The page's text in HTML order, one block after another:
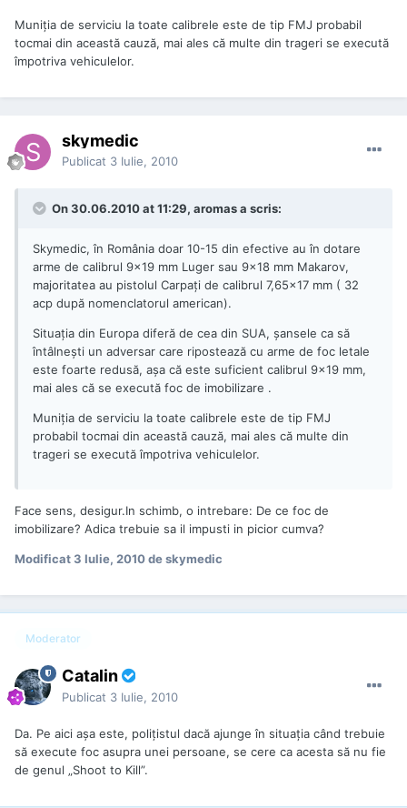
Muniţia de serviciu la toate calibrele este de tip FMJ probabil
tocmai din această cauză, mai ales că multe din trageri se execută
împotriva vehiculelor.
skymedic
Publicat 3 Iulie, 2010
On 30.06.2010 at 11:29, aromas a scris:
Skymedic, în România doar 10-15 din efective au în dotare
arme de calibrul 9x19 mm Luger sau 9x18 mm Makarov,
majoritatea au pistolul Carpaţi de calibrul 7,65x17 mm ( 32
acp după nomenclatorul american).
Situaţia din Europa diferă de cea din SUA, şansele ca să
întâlneşti un adversar care ripostează cu arme de foc letale
este foarte redusă, aşa că este suficient calibrul 9x19 mm,
mai ales că se execută foc de imobilizare .
Muniţia de serviciu la toate calibrele este de tip FMJ
probabil tocmai din această cauză, mai ales că multe din
trageri se execută împotriva vehiculelor.
Face sens, desigur.In schimb, o intrebare: De ce foc de
imobilizare? Adica trebuie sa il impusti in picior cumva?
Modificat3 Iulie, 2010de skymedic
Moderator
Catalin
Publicat 3 Iulie, 2010
Da. Pe aici așa este, polițistul dacă ajunge în situația când trebuie
să execute foc asupra unei persoane, se cere ca acesta să nu fie
de genul „Shoot to Kill”.